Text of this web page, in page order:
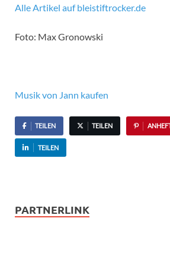
Alle Artikel auf bleistiftrocker.de
Foto: Max Gronowski
Musik von Jann kaufen
TEILEN TEILEN
TEILEN
PARTNERLINK